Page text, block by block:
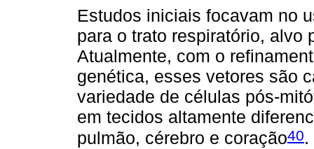
Estudos iniciais focavam no
para o trato respiratório, alvo
Atualmente, com o
genética, esses vetores são
variedade de células pós-
em tecidos altamente
pulmão, cérebro e coração40.